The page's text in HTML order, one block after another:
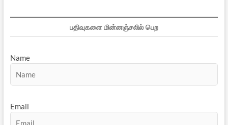
பதிவுகளை மின்னஞ்சலில் பெற
Name
Email